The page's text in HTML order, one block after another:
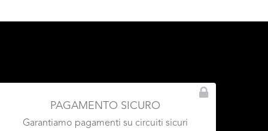
PAGAMENTO SICURO
Garantiamo pagamenti su circuiti sicuri